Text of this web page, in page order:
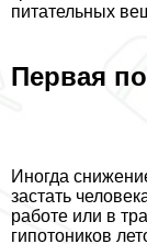
питательных
Первая
Иногда
застать
работе или в
гипотоников